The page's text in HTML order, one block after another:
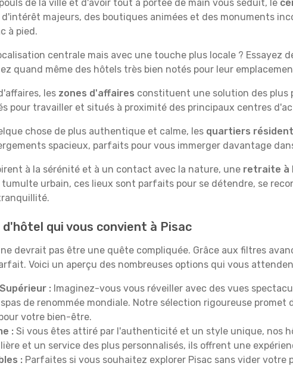
de la ville et d'avoir tout à portée de main vous séduit, le
majeurs, des boutiques animées et des monuments
à pied.
centrale mais avec une touche plus locale ? Essayez
quand même des hôtels très bien notés pour leur
les zones d'affaires constituent une solution des plus
pour travailler et situés à proximité des principaux centres
chose de plus authentique et calme, les quartiers
spacieux, parfaits pour vous immerger davantage
à la sérénité et à un contact avec la nature, une retraite à
urbain, ces lieux sont parfaits pour se détendre, se
qui vous convient à Pisac
devrait pas être une quête compliquée. Grâce aux filtres
Voici un aperçu des nombreuses options qui vous
: Imaginez-vous vous réveiller avec des vues
de renommée mondiale. Notre sélection rigoureuse
votre bien-être.
: Si vous êtes attiré par l'authenticité et un style unique, nos
et un service des plus personnalisés, ils offrent une
: Parfaites si vous souhaitez explorer Pisac sans vider